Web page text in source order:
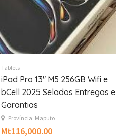
Tablets
iPad Pro 13″ M5 256GB Wifi e
bCell 2025 Selados Entregas e
Garantias
Província: Maputo
Mt116,000.00